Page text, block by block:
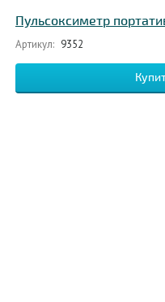
Пульсоксиметр
Артикул: 9352